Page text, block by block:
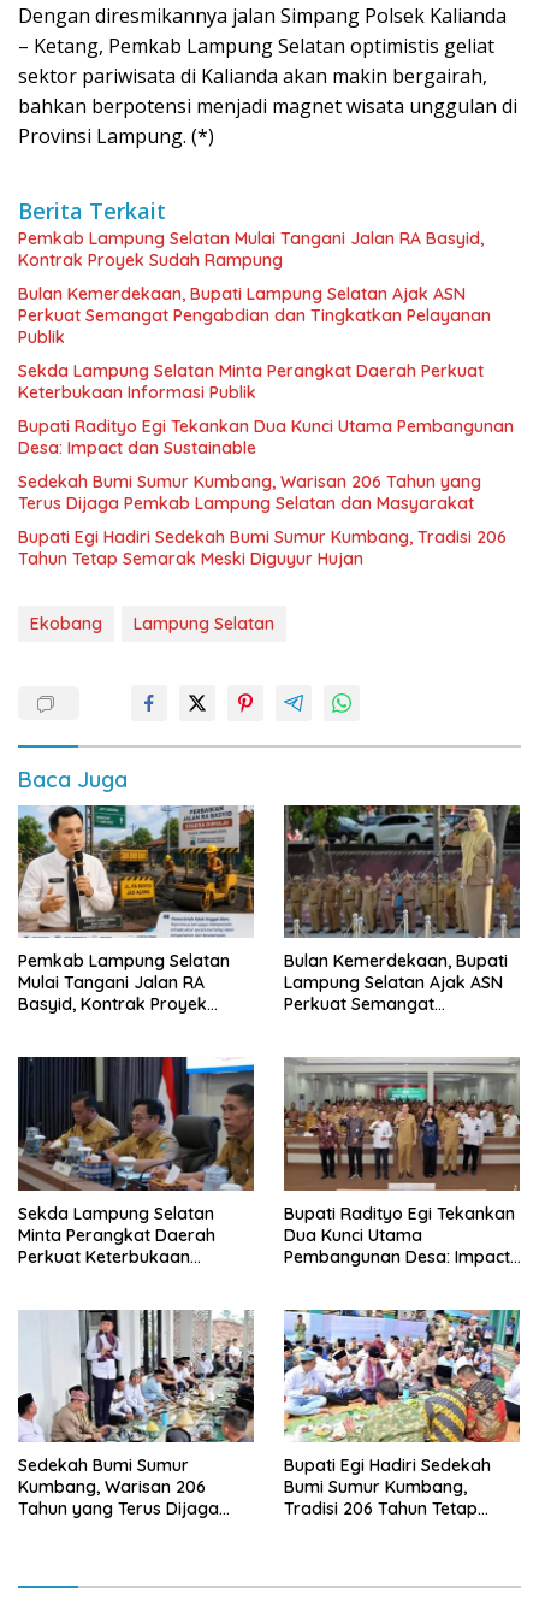
Dengan diresmikannya jalan Simpang Polsek Kalianda
– Ketang, Pemkab Lampung Selatan optimistis geliat
sektor pariwisata di Kalianda akan makin bergairah,
bahkan berpotensi menjadi magnet wisata unggulan di
Provinsi Lampung. (*)
Berita Terkait
Pemkab Lampung Selatan Mulai Tangani Jalan RA Basyid,
Kontrak Proyek Sudah Rampung
Bulan Kemerdekaan, Bupati Lampung Selatan Ajak ASN
Perkuat Semangat Pengabdian dan Tingkatkan Pelayanan
Publik
Sekda Lampung Selatan Minta Perangkat Daerah Perkuat
Keterbukaan Informasi Publik
Bupati Radityo Egi Tekankan Dua Kunci Utama Pembangunan
Desa: Impact dan Sustainable
Sedekah Bumi Sumur Kumbang, Warisan 206 Tahun yang
Terus Dijaga Pemkab Lampung Selatan dan Masyarakat
Bupati Egi Hadiri Sedekah Bumi Sumur Kumbang, Tradisi 206
Tahun Tetap Semarak Meski Diguyur Hujan
Ekobang Lampung Selatan
Baca Juga
Pemkab Lampung Selatan
Mulai Tangani Jalan RA
Basyid, Kontrak Proyek
Bulan Kemerdekaan, Bupati
Lampung Selatan Ajak ASN
Perkuat Semangat
Sekda Lampung Selatan
Minta Perangkat Daerah
Perkuat Keterbukaan
Bupati Radityo Egi Tekankan
Dua Kunci Utama
Pembangunan Desa: Impact
Sedekah Bumi Sumur
Kumbang, Warisan 206
Tahun yang Terus Dijaga
Bupati Egi Hadiri Sedekah
Bumi Sumur Kumbang,
Tradisi 206 Tahun Tetap